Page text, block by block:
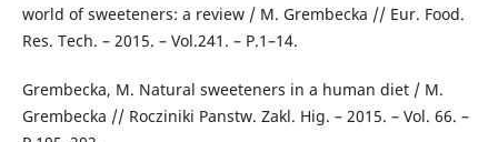
world of sweeteners: a review / M. Grembecka // Eur. Food.
Res. Tech. – 2015. – Vol.241. – Р.1–14.
Grembecka, M. Natural sweeteners in a human diet / M.
Grembecka // Rocziniki Panstw. Zakl. Hig. – 2015. – Vol. 66. –